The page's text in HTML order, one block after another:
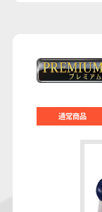
通常商品